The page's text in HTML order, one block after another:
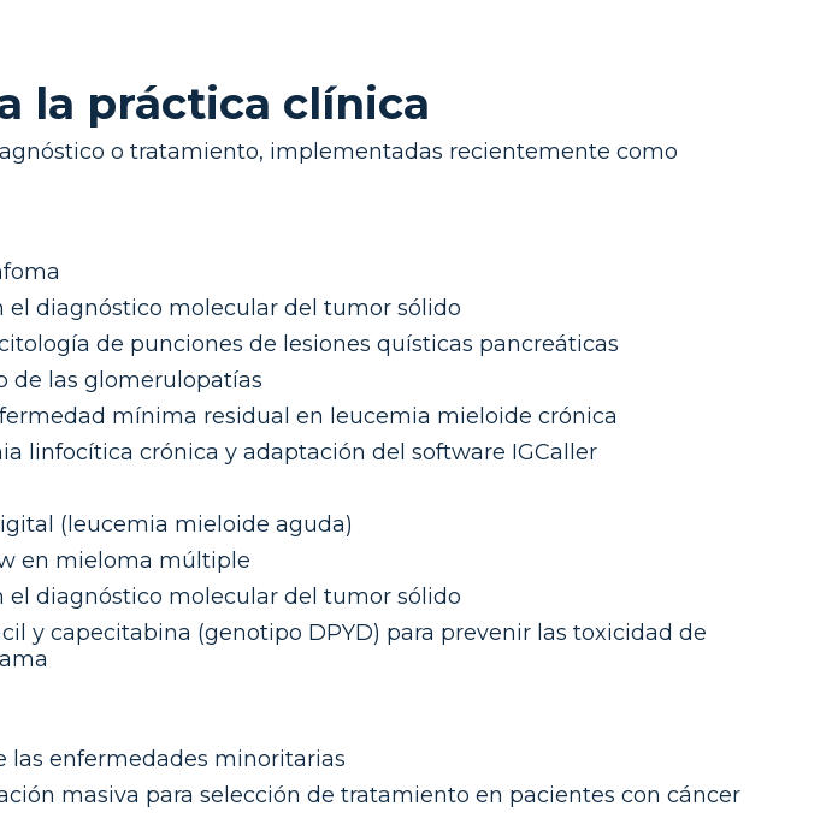
la práctica clínica
o tratamiento, implementadas recientemente como
el diagnóstico molecular del tumor sólido
de punciones de lesiones quísticas pancreáticas
de las glomerulopatías
mínima residual en leucemia mieloide crónica
linfocítica crónica y adaptación del software IGCaller
(leucemia mieloide aguda)
en mieloma múltiple
el diagnóstico molecular del tumor sólido
y capecitabina (genotipo DPYD) para prevenir las toxicidad de
las enfermedades minoritarias
masiva para selección de tratamiento en pacientes con cáncer